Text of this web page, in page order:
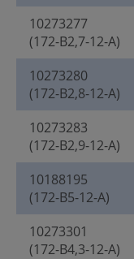
10273277
(172-B2,7-12-A)
10273280
(172-B2,8-12-A)
10273283
(172-B2,9-12-A)
10188195
(172-B5-12-A)
10273301
(172-B4,3-12-A)